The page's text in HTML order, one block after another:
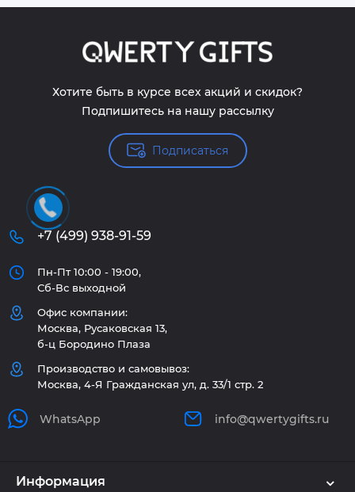
Хотите быть в курсе всех акций и скидок?
Подпишитесь на нашу рассылку
Подписаться
+7 (499) 938-91-59
Пн-Пт 10:00 - 19:00,
Сб-Вс выходной
Офис компании:
Москва, Русаковская 13,
б-ц Бородино Плаза
Производство и самовывоз:
Москва, 4-Я Гражданская ул, д. 33/1 стр. 2
WhatsApp info@qwertygifts.ru
Информация